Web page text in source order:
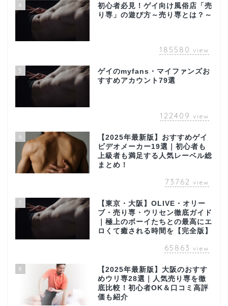
4
初心者必見！ゲイ向け風俗店「売
り専」の遊び方～売り専とは？～
185580 view
5
ゲイのmyfans・マイファンズお
すすめアカウント79選
122409 view
6
【2025年最新版】おすすめゲイ
ビデオメーカー19選｜初心者も
上級者も満足する人気レーベル総
まとめ！
73762 view
7
【東京・大阪】OLIVE・オリー
ブ・売り専・ウリセン徹底ガイド
｜極上のボーイたちとの最高にエ
ロくて癒される時間を【完全版】
65863 view
8
【2025年最新版】大阪のおすす
めウリ専28選｜人気売り専を徹
底比較！初心者OK＆口コミ高評
価も紹介